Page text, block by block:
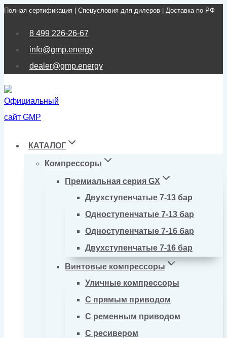
Перейти
Полная сертификация | Спецусловия для дилеров | Доставка по РФ
8 499 226-26-67
info@gmp.energy
dealer@gmp.energy
КАТАЛОГ
Компрессоры
Премиальная серия GX
Двухступенчатые 7-13 бар
Одноступенчатые 7-13 бар
Одноступенчатые 7-16 бар
Двухступенчатые 7-16 бар
Винтовые компрессоры
Уличные компрессоры
С прямым приводом
С ременным приводом
С ресивером